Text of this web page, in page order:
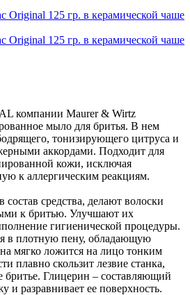
компании Maurer & Wirtz
мыло для бритья. В нем
тонизирующего цитруса и
аккордами. Подходит для
кожи, исключая
к аллергическим реакциям.
средства, делают волоски
к бритью. Улучшают их
гигиенической процедуры.
в плотную пену, обладающую
мягко ложится на лицо тонким
плавно скользит лезвие станка,
бритье. Глицерин – составляющий
и разравнивает ее поверхность.